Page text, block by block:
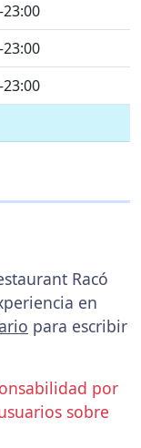
Racó
en
para escribir
por
sobre